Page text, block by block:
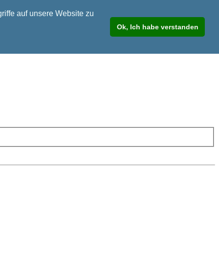
auf unsere Website zu
Ok, Ich habe verstanden